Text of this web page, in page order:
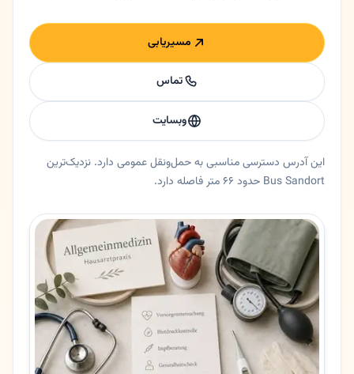
مسیریابی
تماس
وبسایت
این آدرس دسترسی مناسبی به حمل‌ونقل عمومی دارد. نزدیک‌ترین
Bus Sandort حدود ۶۶ متر فاصله دارد.
پزشک عمومی دکتر فروغ میدندورف در هامبورگ، هامبورگ. 🇮🇷دکتر فروغ میدندورف متخصص داخلی در هامبورگ 🟡 خلاصه کوتاه دکتر فروغ میدندورف متخصص داخلی با تجربه در هامبورگ است که خدمات تشخیصی و درمانی دقیق، بررسی‌های پیشگیرانه و برنامه درمانی اختصاصی
ایالت
هامبورگ
شهر
هامبورگ
آدرس
Rugenbarg 19
کد پستی